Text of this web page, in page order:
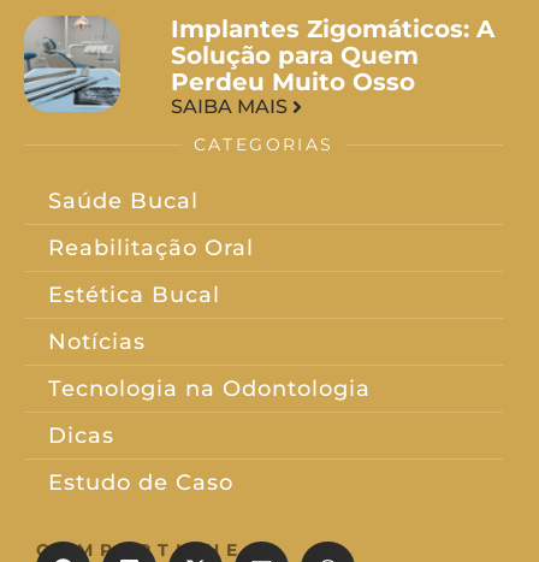
Implantes Zigomáticos: A
Solução para Quem
Perdeu Muito Osso
SAIBA MAIS
CATEGORIAS
Saúde Bucal
Reabilitação Oral
Estética Bucal
Notícias
Tecnologia na Odontologia
Dicas
Estudo de Caso
COMPARTILHE